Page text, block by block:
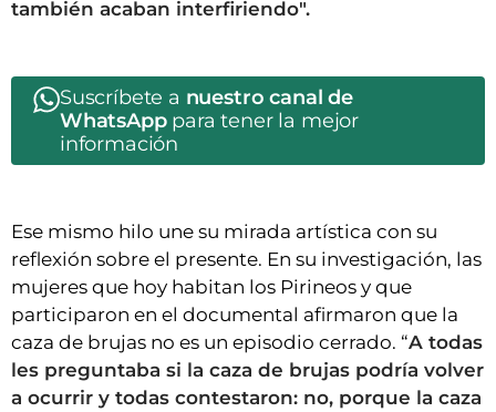
también acaban interfiriendo".
Suscríbete a nuestro canal de
WhatsApppara tener la mejor
información
Ese mismo hilo une su mirada artística con su
reflexión sobre el presente. En su investigación, las
mujeres que hoy habitan los Pirineos y que
participaron en el documental afirmaron que la
caza de brujas no es un episodio cerrado. “A todas
les preguntaba si la caza de brujas podría volver
a ocurrir y todas contestaron: no, porque la caza